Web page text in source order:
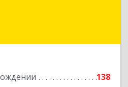
138
Липецк г, 50 лет НЛМК